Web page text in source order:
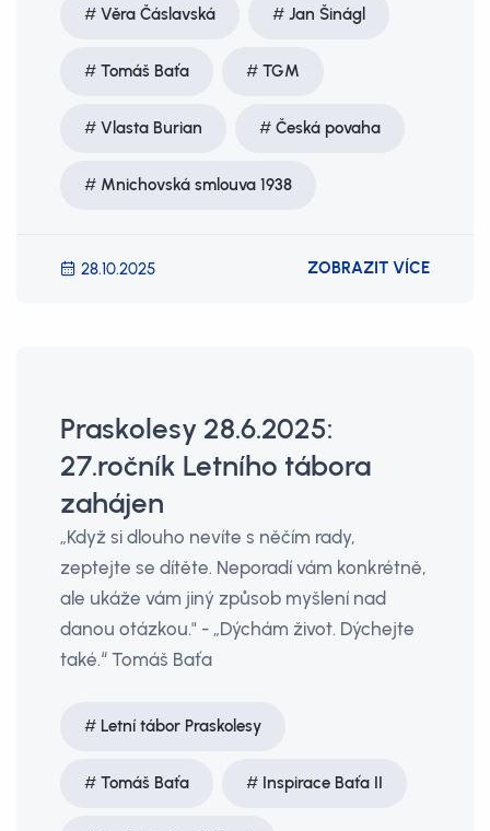
Věra Čáslavská Jan Šinágl
Tomáš Baťa TGM
Vlasta Burian Česká povaha
Mnichovská smlouva 1938
28.10.2025 ZOBRAZIT VÍCE
Praskolesy 28.6.2025:
27.ročník Letního tábora
zahájen
„Když si dlouho nevíte s něčím rady,
zeptejte se dítěte. Neporadí vám konkrétně,
ale ukáže vám jiný způsob myšlení nad
danou otázkou." - „Dýchám život. Dýchejte
také.“ Tomáš Baťa
Letní tábor Praskolesy
Tomáš Baťa Inspirace Baťa II